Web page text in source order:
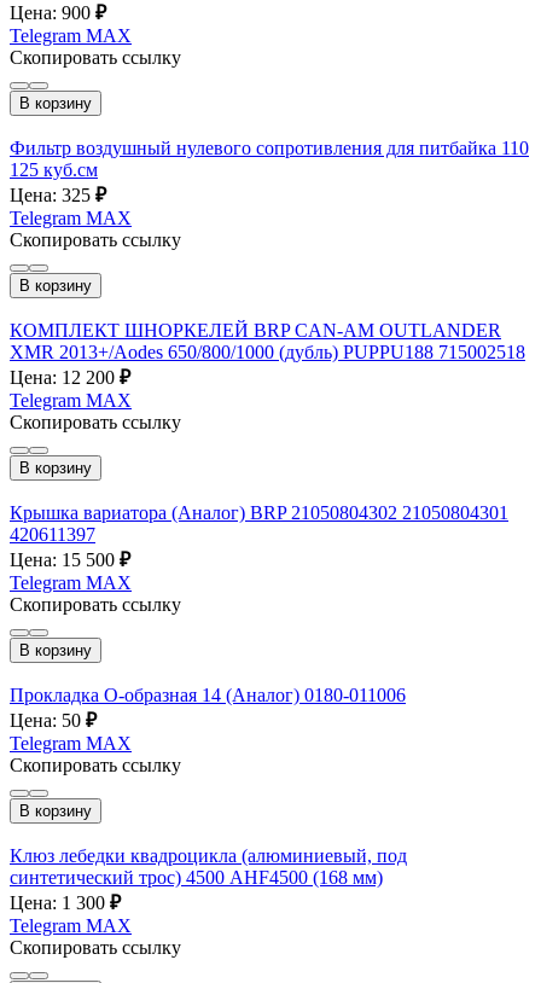
Цена: 900 ₽
Telegram MAX
Скопировать ссылку
В корзину
Фильтр воздушный нулевого сопротивления для питбайка 110
125 куб.см
Цена: 325 ₽
Telegram MAX
Скопировать ссылку
В корзину
КОМПЛЕКТ ШНОРКЕЛЕЙ BRP CAN-AM OUTLANDER
XMR 2013+/Aodes 650/800/1000 (дубль) PUPPU188 715002518
Цена: 12 200 ₽
Telegram MAX
Скопировать ссылку
В корзину
Крышка вариатора (Аналог) BRP 21050804302 21050804301
420611397
Цена: 15 500 ₽
Telegram MAX
Скопировать ссылку
В корзину
Прокладка О-образная 14 (Аналог) 0180-011006
Цена: 50 ₽
Telegram MAX
Скопировать ссылку
В корзину
Клюз лебедки квадроцикла (алюминиевый, под
синтетический трос) 4500 AHF4500 (168 мм)
Цена: 1 300 ₽
Telegram MAX
Скопировать ссылку